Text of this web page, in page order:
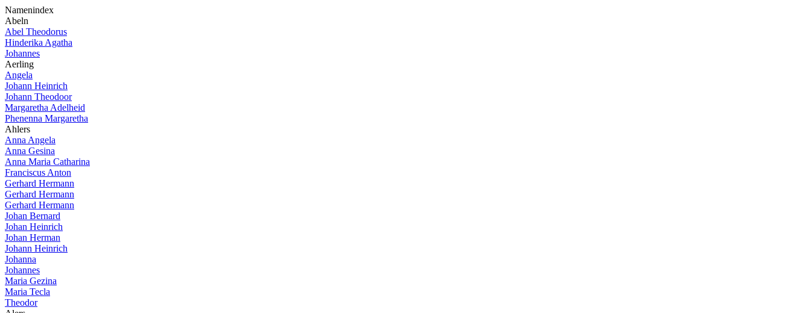
Namenindex
Abeln
Abel Theodorus
Hinderika Agatha
Johannes
Aerling
Angela
Johann Heinrich
Johann Theodoor
Margaretha Adelheid
Phenenna Margaretha
Ahlers
Anna Angela
Anna Gesina
Anna Maria Catharina
Franciscus Anton
Gerhard Hermann
Gerhard Hermann
Gerhard Hermann
Johan Bernard
Johan Heinrich
Johan Herman
Johann Heinrich
Johanna
Johannes
Maria Gezina
Maria Tecla
Theodor